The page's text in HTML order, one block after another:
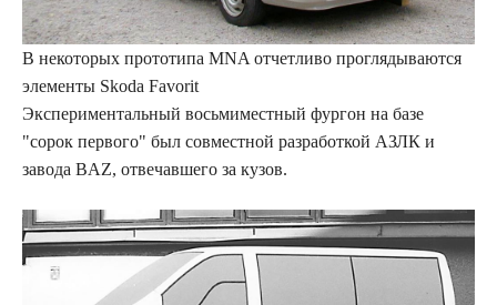
В некоторых прототипа MNA отчетливо проглядываются
элементы Skoda Favorit
Экспериментальный восьмиместный фургон на базе
"сорок первого" был совместной разработкой АЗЛК и
завода BAZ, отвечавшего за кузов.